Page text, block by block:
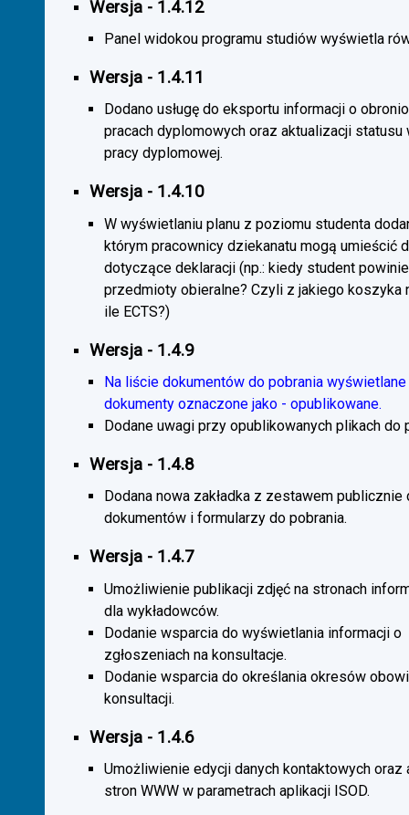
Wersja - 1.4.12
Panel widokou programu studiów wyświetla
Wersja - 1.4.11
Dodano usługę do eksportu informacji o
pracach dyplomowych oraz aktualizacji
pracy dyplomowej.
Wersja - 1.4.10
W wyświetlaniu planu z poziomu studenta
którym pracownicy dziekanatu mogą umieścić
dotyczące deklaracji (np.: kiedy student
przedmioty obieralne? Czyli z jakiego koszyka
ile ECTS?)
Wersja - 1.4.9
Na liście dokumentów do pobrania
dokumenty oznaczone jako - opublikowane.
Dodane uwagi przy opublikowanych plikach do
Wersja - 1.4.8
Dodana nowa zakładka z zestawem publicznie
dokumentów i formularzy do pobrania.
Wersja - 1.4.7
Umożliwienie publikacji zdjęć na stronach
dla wykładowców.
Dodanie wsparcia do wyświetlania informacji o
zgłoszeniach na konsultacje.
Dodanie wsparcia do określania okresów
konsultacji.
Wersja - 1.4.6
Umożliwienie edycji danych kontaktowych oraz
stron WWW w parametrach aplikacji ISOD.